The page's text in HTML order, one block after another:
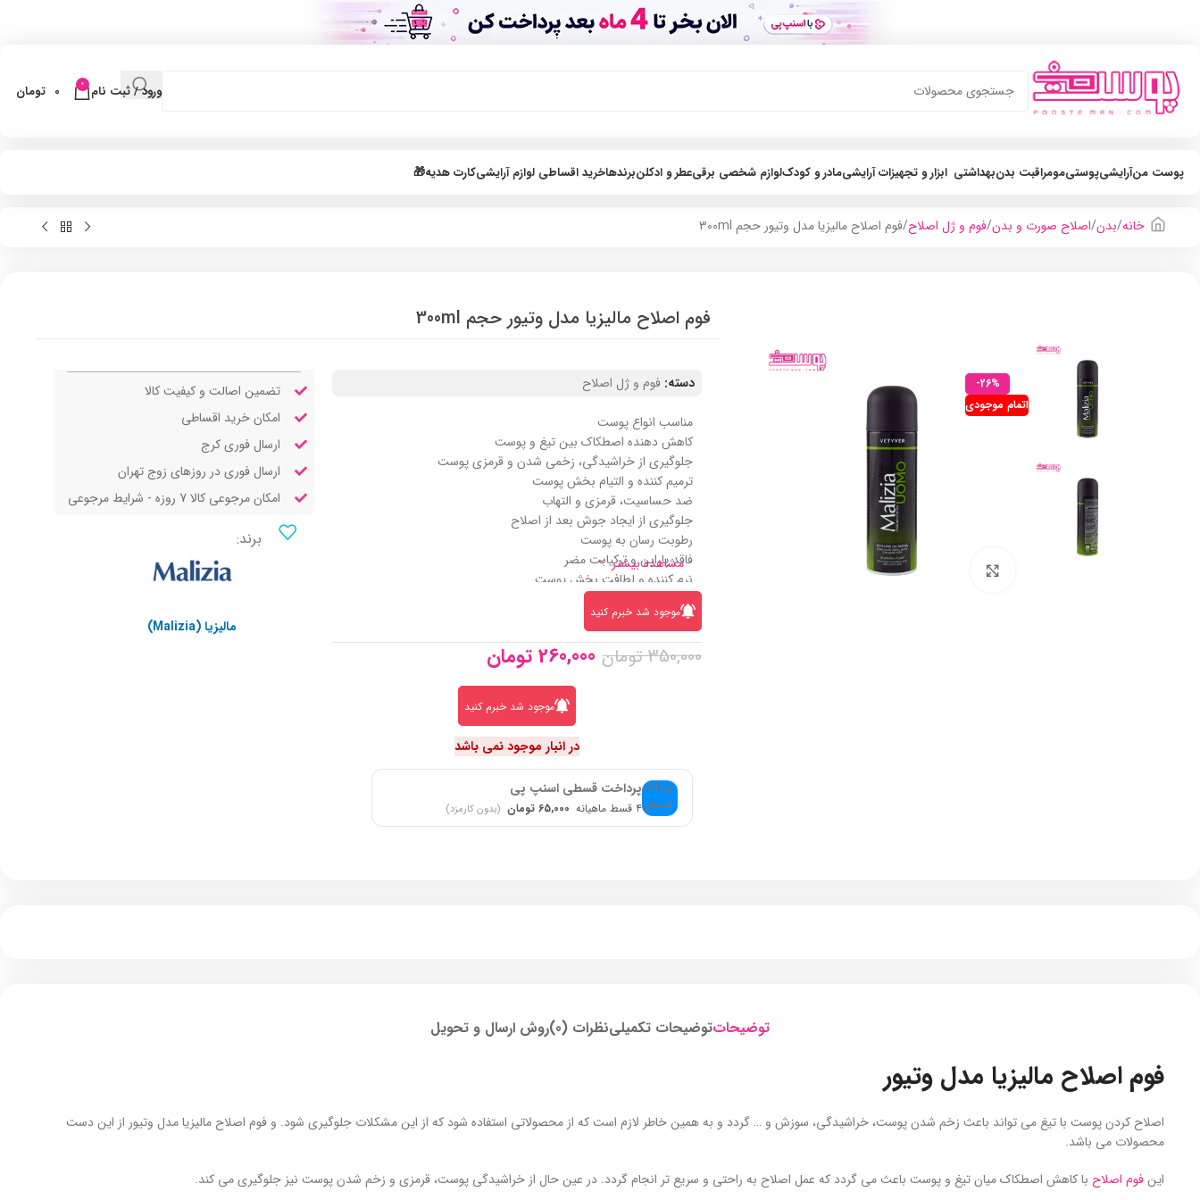
ورود / ثبت نام 0
0 تومان
پوست منآرایشیپوستیمومراقبت بدنبهداشتی ابزار و تجهیزات آرایشیمادر و کودکلوازم شخصی برقیعطر و ادکلنبرندهاخرید اقساطی لوازم آرایشیکارت هدیه🎁
خانه بدن اصلاح صورت و بدن فوم و ژل اصلاح فوم اصلاح مالیزیا مدل وتیور حجم 300ml
-26%
اتمام موجودی
بزرگنمایی تصویر
فوم اصلاح مالیزیا مدل وتیور حجم 300ml
دسته: فوم و ژل اصلاح
مناسب انواع پوست
کاهش دهنده اصطکاک بین تیغ و پوست
جلوگیری از خراشیدگی، زخمی شدن و قرمزی پوست
ترمیم کننده و التیام بخش پوست
ضد حساسیت، قرمزی و التهاب
جلوگیری از ایجاد جوش بعد از اصلاح
رطوبت رسان به پوست
فاقد پارابن و ترکیابت مضر
نرم کننده و لطافت بخش پوست
مشاهده بیشتر
موجود شد خبرم کنید
350,000 تومان 260,000 تومان
موجود شد خبرم کنید
در انبار موجود نمی باشد
پرداخت قسطی اسنپ پی
۴ قسط ماهیانه 65,000 تومان (بدون کارمزد)
تضمین اصالت و کیفیت کالا
امکان خرید اقساطی
ارسال فوری کرج
ارسال فوری در روزهای زوج تهران
امکان مرجوعی کالا 7 روزه - شرایط مرجوعی
برند:
مالیزیا (Malizia)
توضیحاتتوضیحات تکمیلینظرات (0) روش ارسال و تحویل
فوم اصلاح مالیزیا مدل وتیور
اصلاح کردن پوست با تیغ می تواند باعث زخم شدن پوست، خراشیدگی، سوزش و … گردد و به همین خاطر لازم است که از محصولاتی استفاده شود که از این مشکلات جلوگیری شود. و فوم اصلاح مالیزیا مدل وتیور از این دست
محصولات می باشد.
اینفوم اصلاح با کاهش اصطکاک میان تیغ و پوست باعث می گردد که عمل اصلاح به راحتی و سریع تر انجام گردد. در عین حال از خراشیدگی پوست، قرمزی و زخم شدن پوست نیز جلوگیری می کند.